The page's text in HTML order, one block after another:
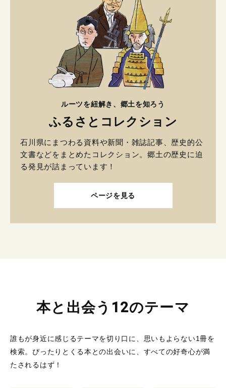
ルーツを紐解き、郷土を知ろう
ふるさとコレクション
石川県にまつわる資料や新聞・雑誌記事、歴史的公
文書などをまとめたコレクション。郷土の歴史に迫
る発見が詰まっています！
ページを見る
本と出会う12のテーマ
誰もが身近に感じるテーマを切り口に、思いもよらない1冊を
検索。 ぴったりとくる本との出会いに、すべての好奇心が満
たされるはず！